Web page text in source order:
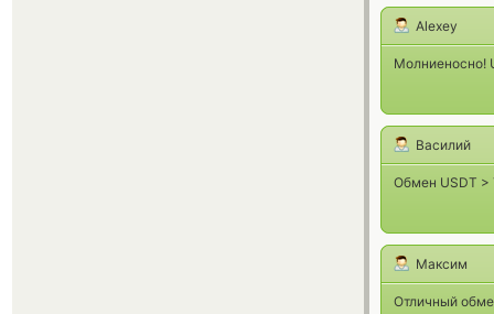
Alexey
Молниеносно!
Василий
Обмен USDT >
Максим
Отличный